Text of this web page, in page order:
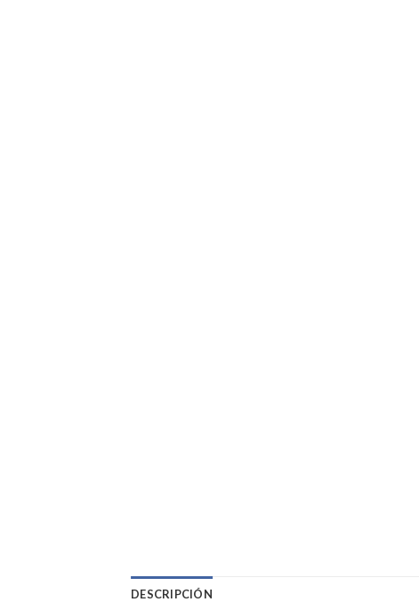
DESCRIPCIÓN